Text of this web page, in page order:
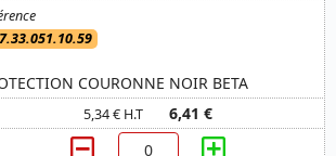
COURONNE NOIR BETA
5,34 € H.T 6,41 €